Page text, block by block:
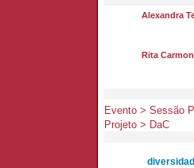
Alexandra
Rita
Evento > Sessão
Projeto > DaC